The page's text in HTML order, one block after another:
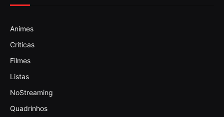
Animes
Criticas
Filmes
Listas
NoStreaming
Quadrinhos